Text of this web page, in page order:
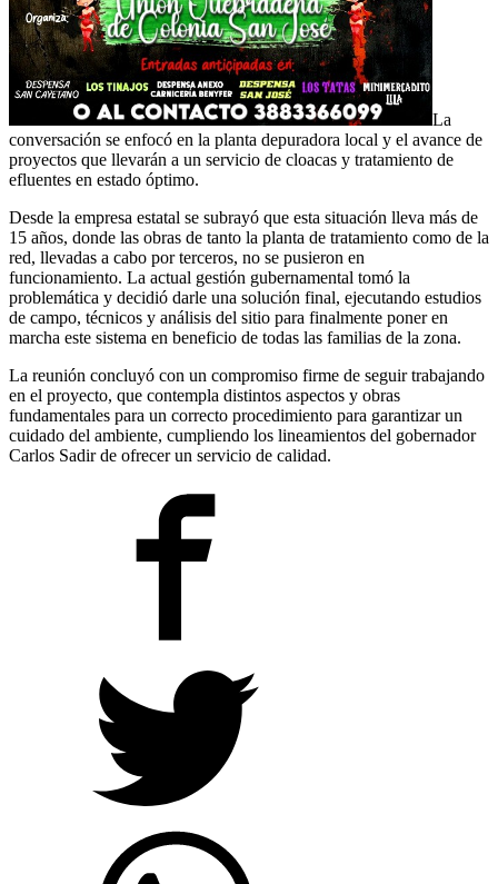
La
conversación se enfocó en la planta depuradora local y el avance de
proyectos que llevarán a un servicio de cloacas y tratamiento de
efluentes en estado óptimo.
Desde la empresa estatal se subrayó que esta situación lleva más de
15 años, donde las obras de tanto la planta de tratamiento como de la
red, llevadas a cabo por terceros, no se pusieron en
funcionamiento. La actual gestión gubernamental tomó la
problemática y decidió darle una solución final, ejecutando estudios
de campo, técnicos y análisis del sitio para finalmente poner en
marcha este sistema en beneficio de todas las familias de la zona.
La reunión concluyó con un compromiso firme de seguir trabajando
en el proyecto, que contempla distintos aspectos y obras
fundamentales para un correcto procedimiento para garantizar un
cuidado del ambiente, cumpliendo los lineamientos del gobernador
Carlos Sadir de ofrecer un servicio de calidad.